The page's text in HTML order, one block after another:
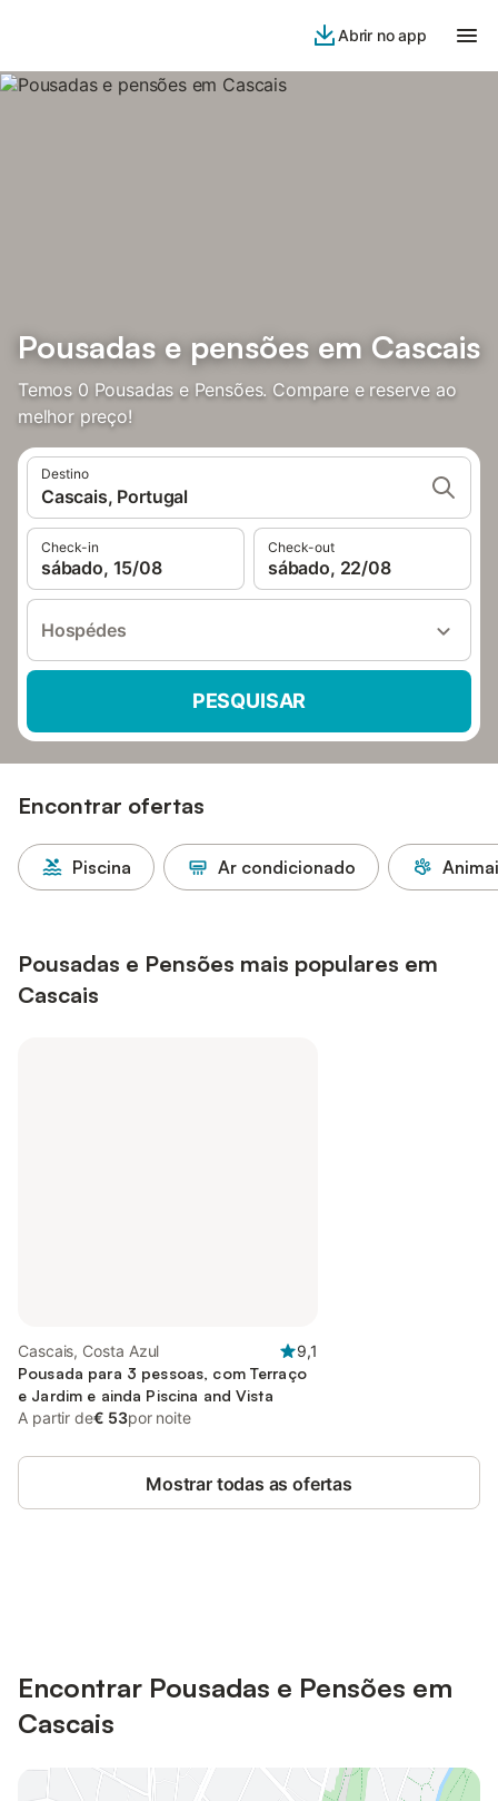
Abrir no app
Pousadas e pensões em Cascais
Temos 0 Pousadas e Pensões. Compare e reserve ao
melhor preço!
Destino
Cascais, Portugal
Check-in
sábado, 15/08
Check-out
sábado, 22/08
Hospédes
PESQUISAR
Encontrar ofertas
Piscina Ar condicionado
Pousadas e Pensões mais populares em
Cascais
Cascais, Costa Azul
9,1
Pousada para 3 pessoas, com Terraço
e Jardim e ainda Piscina and Vista
A partir de€ 53por noite
Mostrar todas as ofertas
Encontrar Pousadas e Pensões em
Cascais